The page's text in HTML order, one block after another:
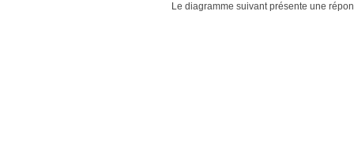
Le diagramme suivant présente une